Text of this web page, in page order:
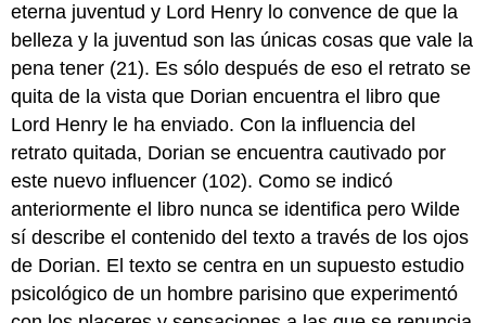
eterna juventud y Lord Henry lo convence de que la
belleza y la juventud son las únicas cosas que vale la
pena tener (21). Es sólo después de eso el retrato se
quita de la vista que Dorian encuentra el libro que
Lord Henry le ha enviado. Con la influencia del
retrato quitada, Dorian se encuentra cautivado por
este nuevo influencer (102). Como se indicó
anteriormente el libro nunca se identifica pero Wilde
sí describe el contenido del texto a través de los ojos
de Dorian. El texto se centra en un supuesto estudio
psicológico de un hombre parisino que experimentó